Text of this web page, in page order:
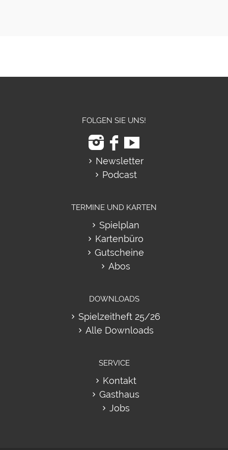
FOLGEN SIE UNS!
Newsletter
Podcast
TERMINE UND KARTEN
Spielplan
Kartenbüro
Gutscheine
Abos
DOWNLOADS
Spielzeitheft 25/26
Alle Downloads
SERVICE
Kontakt
Gasthaus
Jobs